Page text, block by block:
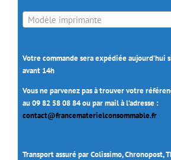
Modèle imprimante
Votre commande sera expédiée aujourd’hui
avant 14h
Vous ne parvenez pas à trouver votre
au 09 82 58 08 84 ou par mail à l’adresse :
contact@francematerielconsommable.fr
Transport assuré par Colissimo, Chronopost,